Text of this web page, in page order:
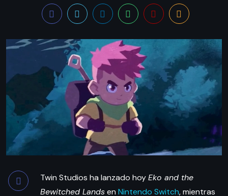
Twin Studios ha lanzado hoyEko and the
Bewitched Landsen Nintendo Switch, mientras